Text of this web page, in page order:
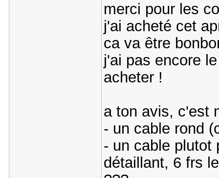
merci pour les
j'ai acheté cet
ca va être
j'ai pas encore
acheter !
a ton avis, c'est
- un cable rond
- un cable plutot
détaillant, 6 frs